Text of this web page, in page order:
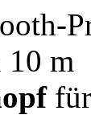
10 m
für